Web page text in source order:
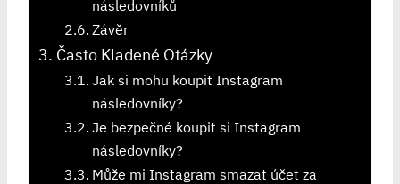
následovníků
Závěr
Často Kladené Otázky
Jak si mohu koupit Instagram
následovníky?
Je bezpečné koupit si Instagram
následovníky?
Může mi Instagram smazat účet za